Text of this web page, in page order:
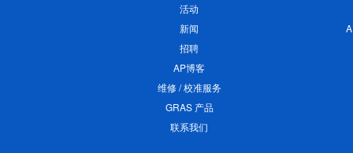
活动
新闻
招聘
AP博客
维修 / 校准服务
GRAS 产品
联系我们